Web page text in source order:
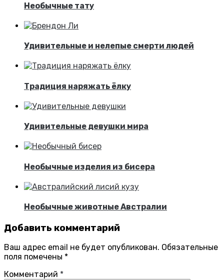
Необычные тату
Удивительные и нелепые смерти людей
Традиция наряжать ёлку
Удивительные девушки мира
Необычные изделия из бисера
Необычные животные Австралии
Добавить комментарий
Ваш адрес email не будет опубликован. Обязательные
поля помечены *
Комментарий *